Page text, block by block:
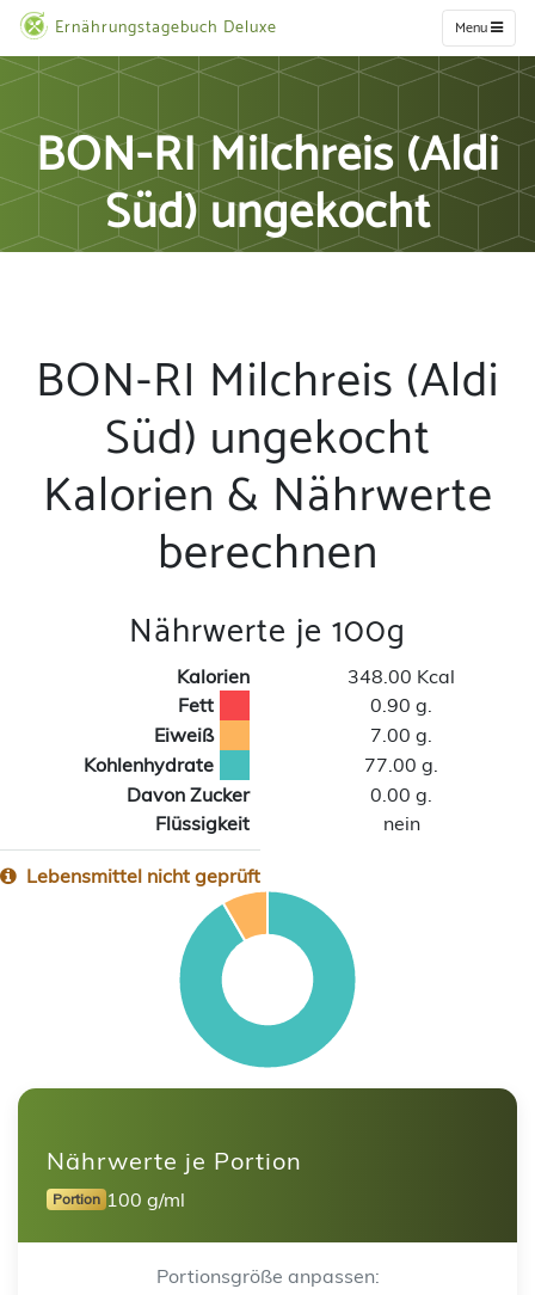
Ernährungstagebuch Deluxe Menu
BON-RI Milchreis (Aldi
Süd) ungekocht
BON-RI Milchreis (Aldi
Süd) ungekocht
Kalorien & Nährwerte
berechnen
Nährwerte je 100g
Kalorien
348.00 Kcal
Fett
0.90 g.
Eiweiß
7.00 g.
Kohlenhydrate
77.00 g.
Davon Zucker
0.00 g.
Flüssigkeit
nein
Lebensmittel nicht geprüft
Nährwerte je Portion
Portion 100 g/ml
Portionsgröße anpassen: